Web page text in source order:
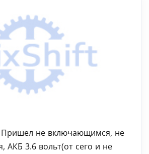
Пришел не включающимся, не
АКБ 3.6 вольт(от сего и не